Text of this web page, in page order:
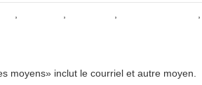
moyens» inclut le courriel et autre moyen.